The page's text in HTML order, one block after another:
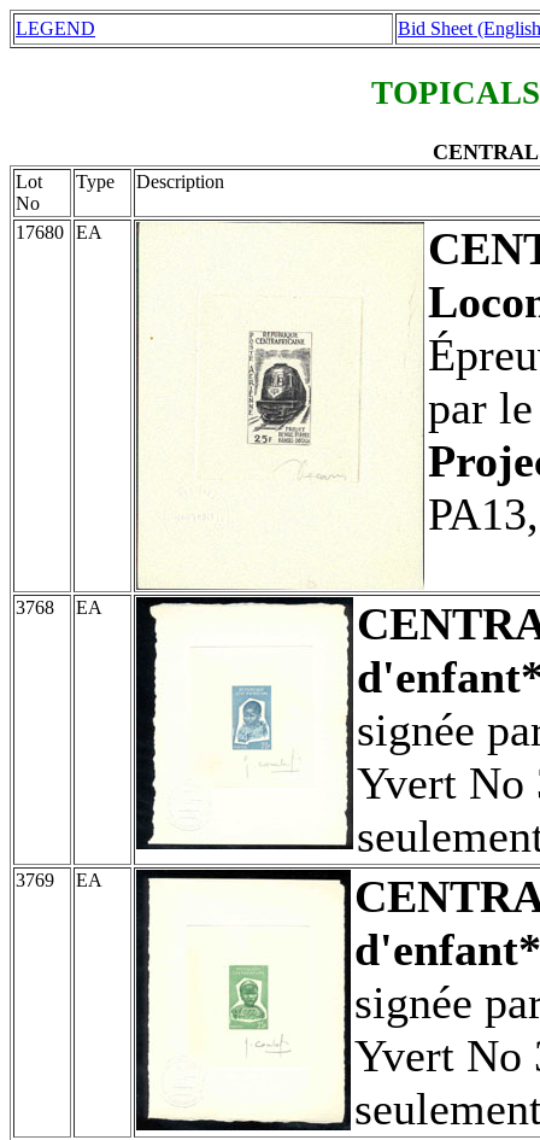
LEGEND Bid Sheet
Lot
No
Type Description
17680 EA
par
3768 EA
signée
Yvert No
3769 EA
signée
Yvert No